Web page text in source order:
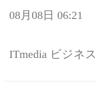
08月08日 06:21
ITmedia ビジネ